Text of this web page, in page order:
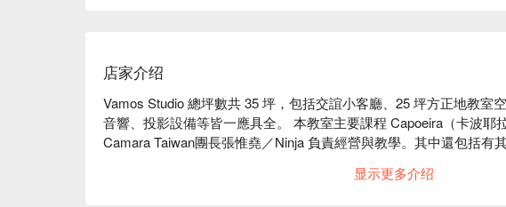
店家介绍
Vamos Studio 總坪數共 35 坪，包括交誼小客廳、25 坪方正地教室
音響、投影設備等皆一應具全。 本教室主要課程 Capoeira（卡波耶
Camara Taiwan團長張惟堯／Ninja 負責經營與教學。其中還包括有
显示更多介绍